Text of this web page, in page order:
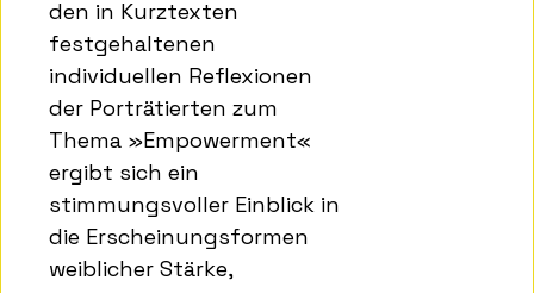
den in Kurztexten
festgehaltenen
individuellen Reflexionen
der Porträtierten zum
Thema »Empowerment«
ergibt sich ein
stimmungsvoller Einblick in
die Erscheinungsformen
weiblicher Stärke,